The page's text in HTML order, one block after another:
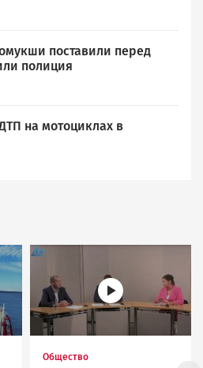
поставили перед
полиция
на мотоциклах в
Image
Общество